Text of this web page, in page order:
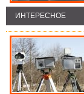
ИНТЕРЕСНОЕ